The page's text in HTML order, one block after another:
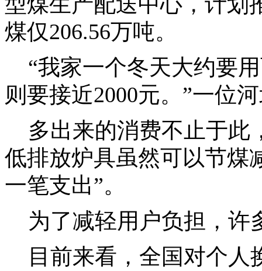
煤仅206.56万吨。
“我家一个冬天大约要
则要接近2000元。”一位
多出来的消费不止于此
低排放炉具虽然可以节煤
一笔支出”。
为了减轻用户负担，许
目前来看，全国对个人